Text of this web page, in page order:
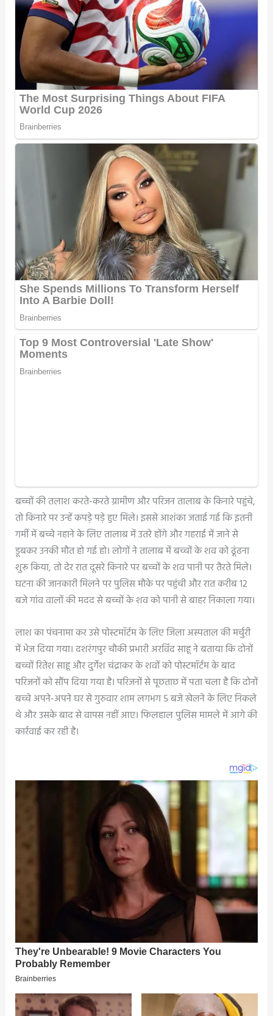
बच्चों की तलाश करते-करते ग्रामीण और परिजन तालाब के किनारे पहुंचे,
तो किनारे पर उन्हें कपड़े पड़े हुए मिले। इससे आशंका जताई गई कि इतनी
गर्मी में बच्चे नहाने के लिए तालाब में उतरे होंगे और गहराई में जाने से
डूबकर उनकी मौत हो गई हो। लोगों ने तालाब में बच्चों के शव को ढूंढना
शुरू किया, तो देर रात दूसरे किनारे पर बच्चों के शव पानी पर तैरते मिले।
घटना की जानकारी मिलने पर पुलिस मौके पर पहुंची और रात करीब 12
बजे गांव वालों की मदद से बच्चों के शव को पानी से बाहर निकाला गया।
लाश का पंचनामा कर उसे पोस्टमॉर्टम के लिए जिला अस्पताल की मर्चुरी
में भेज दिया गया। दशरंगपुर चौकी प्रभारी अरविंद साहू ने बताया कि दोनों
बच्चों रितेश साहू और दुर्गेश चंद्राकर के शवों को पोस्टमॉर्टम के बाद
परिजनों को सौंप दिया गया है। परिजनों से पूछताछ में पता चला है कि दोनों
बच्चे अपने-अपने घर से गुरुवार शाम लगभग 5 बजे खेलने के लिए निकले
थे और उसके बाद से वापस नहीं आए। फिलहाल पुलिस मामले में आगे की
कार्रवाई कर रही है।